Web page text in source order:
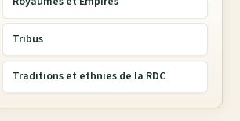
Tribus
Traditions et ethnies de la RDC